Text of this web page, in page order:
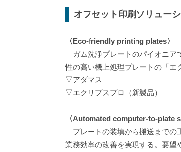
オフセット印刷ソリュー
〈Eco-friendly printing plates〉
ガム洗浄プレートのパイオニア
性の高い機上処理プレートの「エ
▽アダマス
▽エクリプスプロ（新製品）
〈Automated computer-to-plate
プレートの装填から搬送までの
業務効率の改善を実現する。要望